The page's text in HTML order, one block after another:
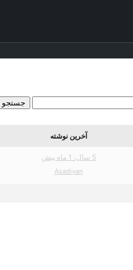
آخرین نوشته
5 سال، 1 ماه پیش
Asadiyan